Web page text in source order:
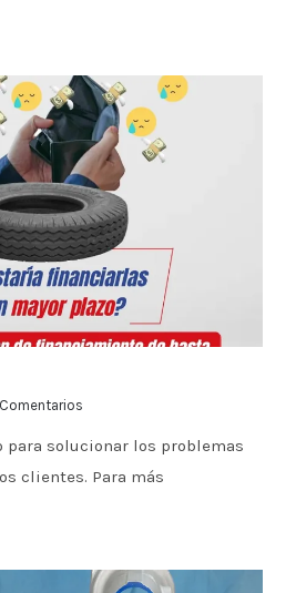
para solucionar los problemas
clientes. Para más